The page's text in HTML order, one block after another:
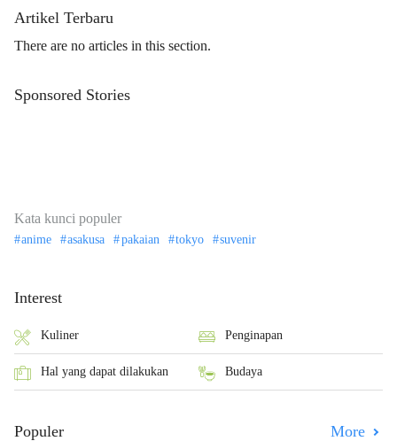
Artikel Terbaru
There are no articles in this section.
Sponsored Stories
Kata kunci populer
anime asakusa pakaian tokyo suvenir
Interest
Kuliner Penginapan
Hal yang dapat dilakukan Budaya
Populer More